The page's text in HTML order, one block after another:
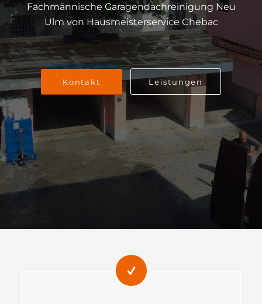
Fachmännische Garagendachreinigung Neu
Ulm von Hausmeisterservice Chebac
Kontakt Leistungen